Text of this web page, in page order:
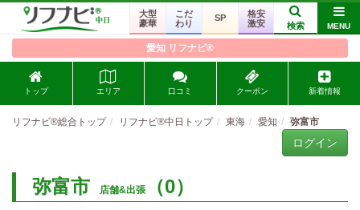
大型
豪華
こだ
わり
SP
格安
激安
検索 MENU
愛知 リフナビ®
トップ エリア 口コミ クーポン 新着情報
リフナビ®総合トップ リフナビ®中日トップ 東海 愛知 弥富市
ログイン
弥富市 店舗&出張 （0）